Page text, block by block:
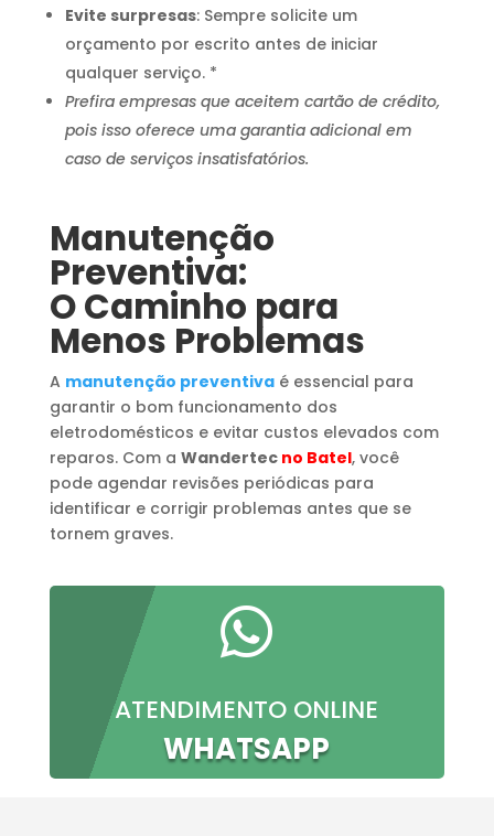
Evite surpresas: Sempre solicite um
orçamento por escrito antes de iniciar
qualquer serviço. *
Prefira empresas que aceitem cartão de crédito,
pois isso oferece uma garantia adicional em
caso de serviços insatisfatórios.
Manutenção
Preventiva:
O Caminho para
Menos Problemas
A manutenção preventivaé essencial para
garantir o bom funcionamento dos
eletrodomésticos e evitar custos elevados com
reparos. Com a Wandertec no Batel, você
pode agendar revisões periódicas para
identificar e corrigir problemas antes que se
tornem graves.

ATENDIMENTO ONLINE
WHATSAPP